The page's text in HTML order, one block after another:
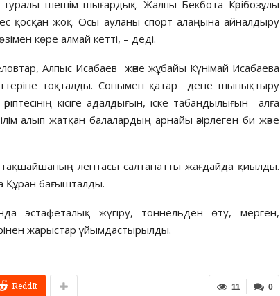
шешім шығардық. Жалпы Бекбота Кәрібозұлы
қосқан жоқ. Осы ауланы спорт алаңына айналдыру
көре алмай кетті, – деді.
Алпыс Исабаев және жұбайы Күнімай Исабаева
тоқталды. Сонымен қатар дене шынықтыру
кісіге адалдығын, іске табандылығын алға
алып жатқан балалардың арнайы әзірлеген би және
лентасы салтанатты жағдайда қиылды.
Құран бағышталды.
эстафеталық жүгіру, тоннельден өту, мерген,
жарыстар ұйымдастырылды.
0
11
ReddIt